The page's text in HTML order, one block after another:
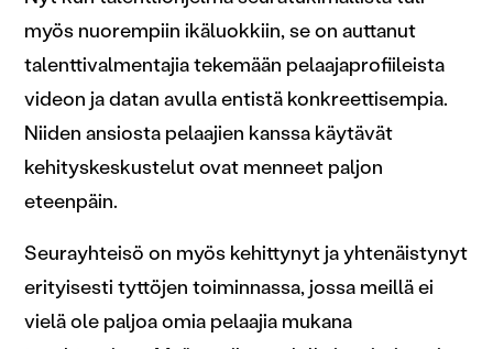
myös nuorempiin ikäluokkiin, se on auttanut
talenttivalmentajia tekemään pelaajaprofiileista
videon ja datan avulla entistä konkreettisempia.
Niiden ansiosta pelaajien kanssa käytävät
kehityskeskustelut ovat menneet paljon
eteenpäin.
Seurayhteisö on myös kehittynyt ja yhtenäistynyt
erityisesti tyttöjen toiminnassa, jossa meillä ei
vielä ole paljoa omia pelaajia mukana